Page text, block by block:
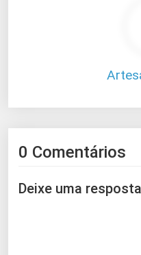
0 Comentários
Deixe uma resposta